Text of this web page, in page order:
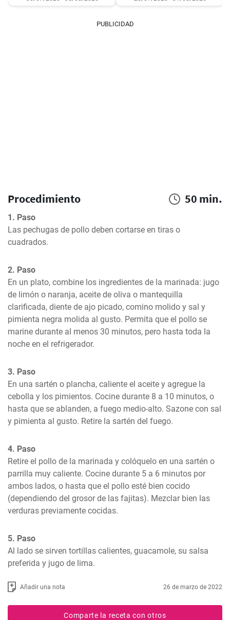
PUBLICIDAD
Procedimiento 50 min.
1. Paso
Las pechugas de pollo deben cortarse en tiras o
cuadrados.
2. Paso
En un plato, combine los ingredientes de la marinada: jugo
de limón o naranja, aceite de oliva o mantequilla
clarificada, diente de ajo picado, comino molido y sal y
pimienta negra molida al gusto. Permita que el pollo se
marine durante al menos 30 minutos, pero hasta toda la
noche en el refrigerador.
3. Paso
En una sartén o plancha, caliente el aceite y agregue la
cebolla y los pimientos. Cocine durante 8 a 10 minutos, o
hasta que se ablanden, a fuego medio-alto. Sazone con sal
y pimienta al gusto. Retire la sartén del fuego.
4. Paso
Retire el pollo de la marinada y colóquelo en una sartén o
parrilla muy caliente. Cocine durante 5 a 6 minutos por
ambos lados, o hasta que el pollo esté bien cocido
(dependiendo del grosor de las fajitas). Mezclar bien las
verduras previamente cocidas.
5. Paso
Al lado se sirven tortillas calientes, guacamole, su salsa
preferida y jugo de lima.
Añadir una nota 26 de marzo de 2022
Comparte la receta con otros